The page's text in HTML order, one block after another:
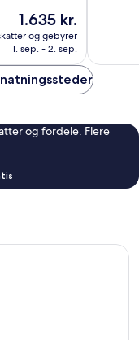
Prisen
1.635 kr.
1.635 kr.
og gebyrer
1. sep. - 2. sep.
og fordele. Flere